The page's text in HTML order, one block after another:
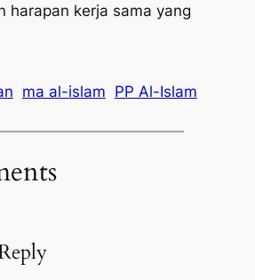
harapan kerja sama yang
ma al-islam PP Al-Islam